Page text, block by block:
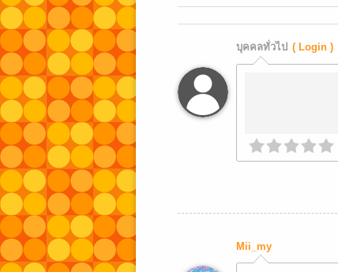
บุคคลทั่วไป ( Login )
Mii_my